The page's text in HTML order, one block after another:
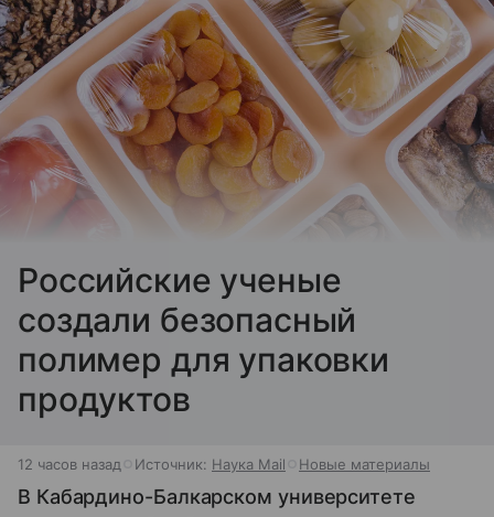
Российские ученые
создали безопасный
полимер для упаковки
продуктов
12 часов назад Источник: Наука Mail Новые материалы
В Кабардино-Балкарском университете